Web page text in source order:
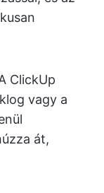
ClickUp
vagy a
át,